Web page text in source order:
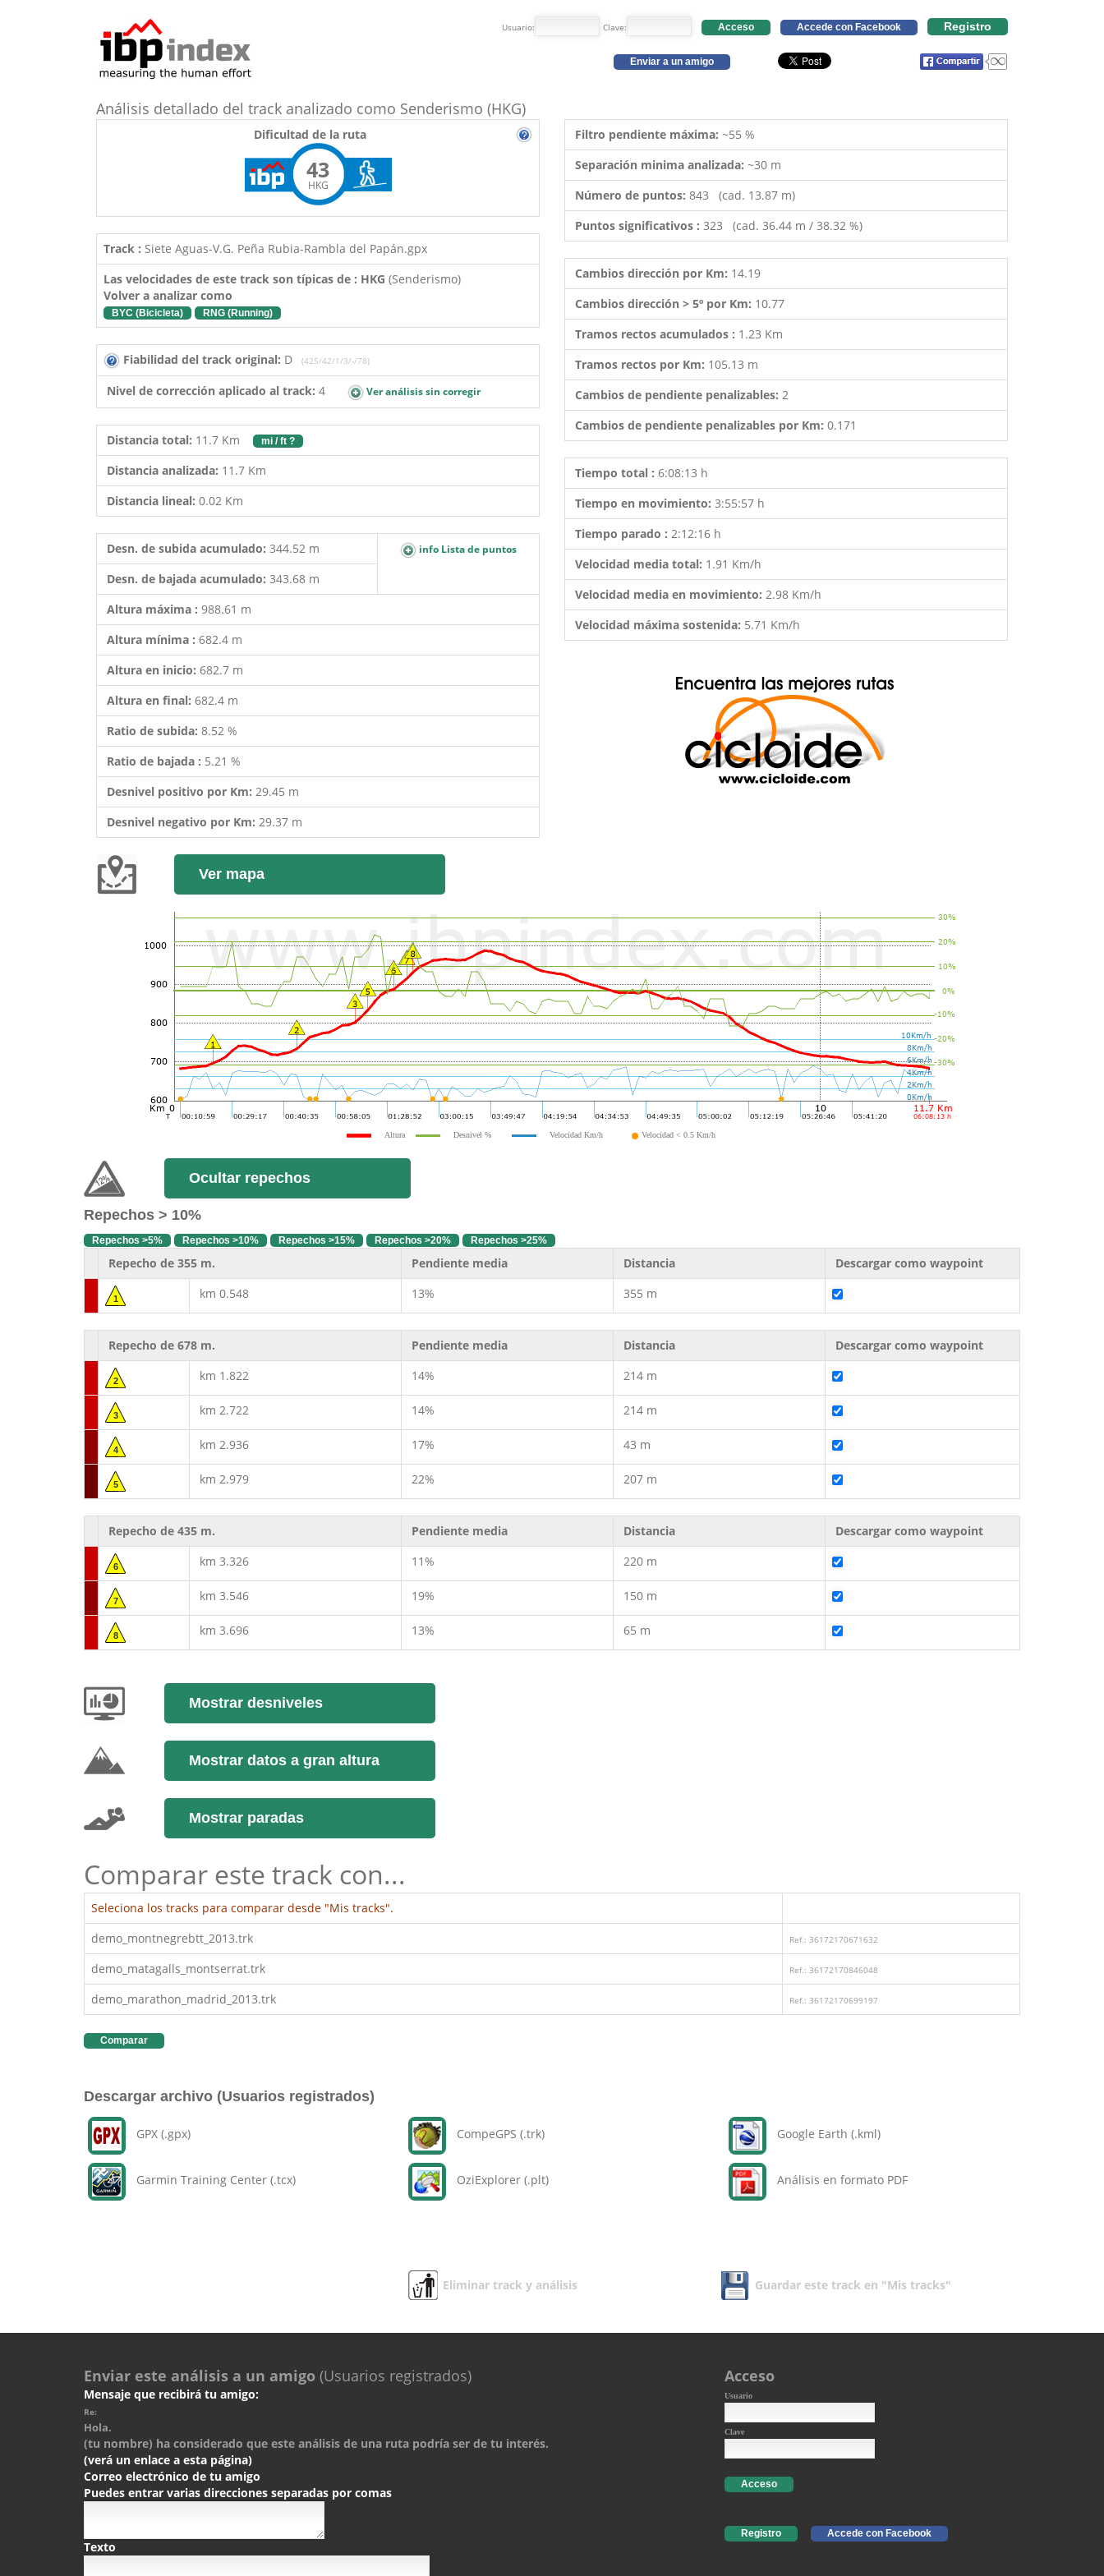
Usuario: Clave: Acceso Accede con Facebook Registro
Enviar a un amigo
Análisis detallado del track analizado como Senderismo (HKG)
Dificultad de la ruta
43
HKG
Track : Siete Aguas-V.G. Peña Rubia-Rambla del Papán.gpx
Las velocidades de este track son típicas de : HKG (Senderismo)
Volver a analizar como
BYC (Bicicleta) RNG (Running)
Fiabilidad del track original: D (425/42/1/3/-/78)
Nivel de corrección aplicado al track: 4 Ver análisis sin corregir
Distancia total: 11.7 Km mi / ft ?
Distancia analizada: 11.7 Km
Distancia lineal: 0.02 Km
Desn. de subida acumulado: 344.52 m info Lista de puntos
Desn. de bajada acumulado: 343.68 m
Altura máxima : 988.61 m
Altura mínima : 682.4 m
Altura en inicio: 682.7 m
Altura en final: 682.4 m
Ratio de subida: 8.52 %
Ratio de bajada : 5.21 %
Desnivel positivo por Km: 29.45 m
Desnivel negativo por Km: 29.37 m
Filtro pendiente máxima: ~55 %
Separación minima analizada: ~30 m
Número de puntos: 843 (cad. 13.87 m)
Puntos significativos : 323 (cad. 36.44 m / 38.32 %)
Cambios dirección por Km: 14.19
Cambios dirección > 5º por Km: 10.77
Tramos rectos acumulados : 1.23 Km
Tramos rectos por Km: 105.13 m
Cambios de pendiente penalizables: 2
Cambios de pendiente penalizables por Km: 0.171
Tiempo total : 6:08:13 h
Tiempo en movimiento: 3:55:57 h
Tiempo parado : 2:12:16 h
Velocidad media total: 1.91 Km/h
Velocidad media en movimiento: 2.98 Km/h
Velocidad máxima sostenida: 5.71 Km/h
Ver mapa
Altura Desnivel % Velocidad Km/h Velocidad < 0.5 Km/h
Ocultar repechos
Repechos > 10%
Repechos >5% Repechos >10% Repechos >15% Repechos >20% Repechos >25%
Repecho de 355 m. Pendiente media Distancia Descargar como waypoint
1 km 0.548 13% 355 m
Repecho de 678 m. Pendiente media Distancia Descargar como waypoint
2 km 1.822 14% 214 m
3 km 2.722 14% 214 m
4 km 2.936 17% 43 m
5 km 2.979 22% 207 m
Repecho de 435 m. Pendiente media Distancia Descargar como waypoint
6 km 3.326 11% 220 m
7 km 3.546 19% 150 m
8 km 3.696 13% 65 m
Mostrar desniveles
Mostrar datos a gran altura
Mostrar paradas
Comparar este track con...
Seleciona los tracks para comparar desde "Mis tracks".
demo_montnegrebtt_2013.trk
Ref.: 36172170671632
demo_matagalls_montserrat.trk Ref.: 36172170846048
demo_marathon_madrid_2013.trk Ref.: 36172170699197
Comparar
Descargar archivo (Usuarios registrados)
GPX (.gpx)
Garmin Training Center (.tcx)
CompeGPS (.trk)
OziExplorer (.plt)
Google Earth (.kml)
Análisis en formato PDF
Eliminar track y análisis Guardar este track en "Mis tracks"
Enviar este análisis a un amigo (Usuarios registrados)
Mensaje que recibirá tu amigo:
Re:
Hola.
(tu nombre) ha considerado que este análisis de una ruta podría ser de tu interés.
(verá un enlace a esta página)
Correo electrónico de tu amigo
Puedes entrar varias direcciones separadas por comas
Texto
Acceso
Usuario
Clave
Acceso
Registro Accede con Facebook